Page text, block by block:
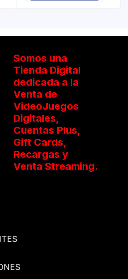
Somos una
Tienda Digital
dedicada a la
Venta de
VideoJuegos
Digitales,
Cuentas Plus,
Gift Cards,
Recargas y
Venta Streaming.